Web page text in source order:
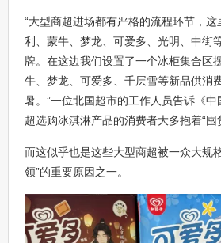
“大型商超进场都有严格的流程环节，
利、蒙牛、梦龙、可爱多、光明、中街
牌。在这边我们设置了一个冰柜集合区
牛、梦龙、可爱多、千层雪等新品供消
暑。”一位北国超市的工作人员告诉《
超选购冰淇淋产品的消费者大多抱着“囤
而这似乎也是这些大型商超被一众大规
领”的重要原因之一。